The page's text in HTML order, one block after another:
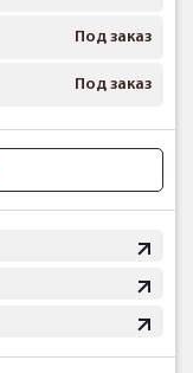
Под заказ
Под заказ